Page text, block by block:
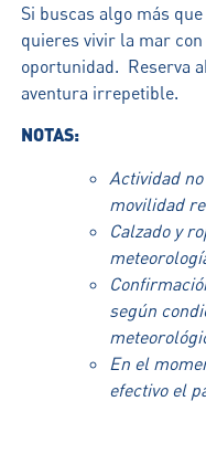
Si buscas algo más
quieres vivir la mar
oportunidad. Reserva
aventura irrepetible.
NOTAS:
Actividad
movilidad
Calzado y
según
En el
efectivo el